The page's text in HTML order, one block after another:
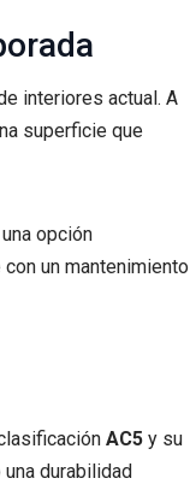
interiores actual. A
superficie que
opción
un mantenimiento
AC5 y su
durabilidad